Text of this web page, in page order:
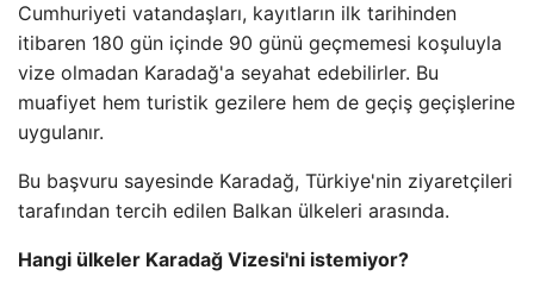
Cumhuriyeti vatandaşları, kayıtların ilk tarihinden
itibaren 180 gün içinde 90 günü geçmemesi koşuluyla
vize olmadan Karadağ'a seyahat edebilirler. Bu
muafiyet hem turistik gezilere hem de geçiş geçişlerine
uygulanır.
Bu başvuru sayesinde Karadağ, Türkiye'nin ziyaretçileri
tarafından tercih edilen Balkan ülkeleri arasında.
Hangi ülkeler Karadağ Vizesi'ni istemiyor?